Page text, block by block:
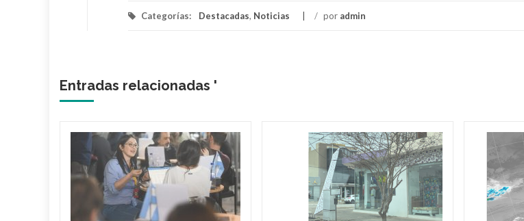
Categorías: Destacadas, Noticias / por admin
Entradas relacionadas '